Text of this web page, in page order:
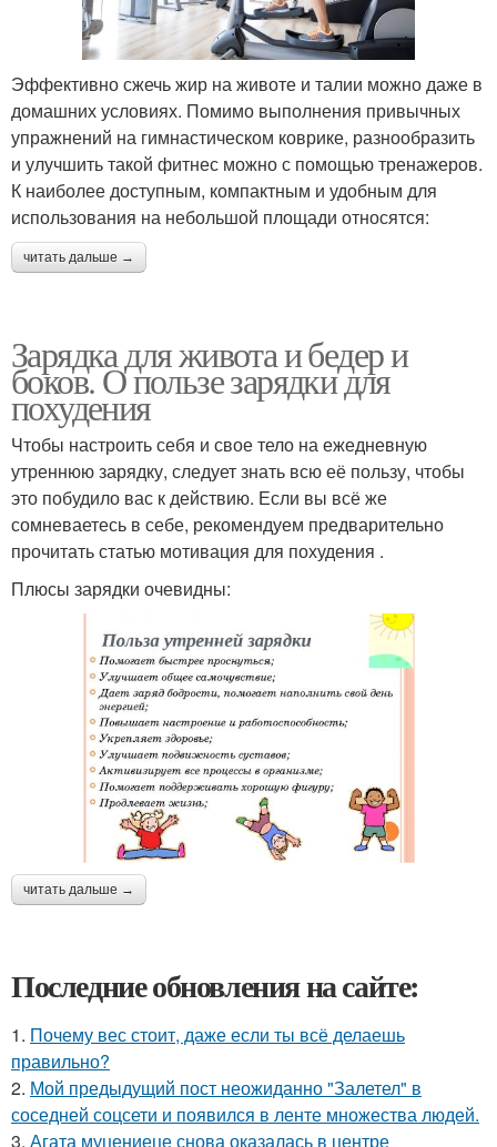
Эффективно сжечь жир на животе и талии можно даже в
домашних условиях. Помимо выполнения привычных
упражнений на гимнастическом коврике, разнообразить
и улучшить такой фитнес можно с помощью тренажеров.
К наиболее доступным, компактным и удобным для
использования на небольшой площади относятся:
читать дальше →
Зарядка для живота и бедер и
боков. О пользе зарядки для
похудения
Чтобы настроить себя и свое тело на ежедневную
утреннюю зарядку, следует знать всю её пользу, чтобы
это побудило вас к действию. Если вы всё же
сомневаетесь в себе, рекомендуем предварительно
прочитать статью мотивация для похудения .
Плюсы зарядки очевидны:
читать дальше →
Последние обновления на сайте:
1. Почему вес стоит, даже если ты всё делаешь
правильно?
2. Мой предыдущий пост неожиданно "Залетел" в
соседней соцсети и появился в ленте множества людей.
3. Агата муцениеце снова оказалась в центре